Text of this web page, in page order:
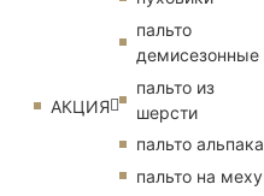
АКЦИЯ
пальто
демисезонные
пальто из
шерсти
пальто альпака
пальто на меху